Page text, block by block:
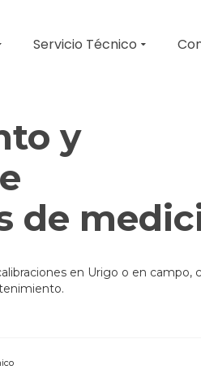
Servicio Técnico
y
de
en Urigo o en campo,